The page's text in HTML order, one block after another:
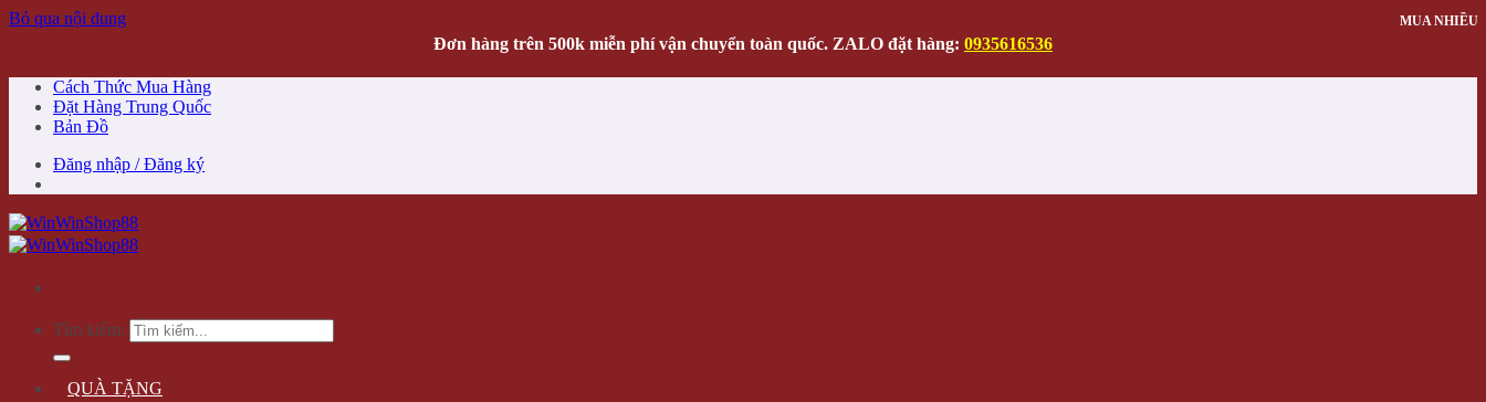
Bỏ qua nội dung
Đơn hàng trên 500k miễn phí vận chuyển toàn quốc. ZALO đặt hàng: 0935616536
Cách Thức Mua Hàng
Đặt Hàng Trung Quốc
Bản Đồ
Đăng nhập / Đăng ký
Tìm kiếm:
QUÀ TẶNG
MUA NHIỀU